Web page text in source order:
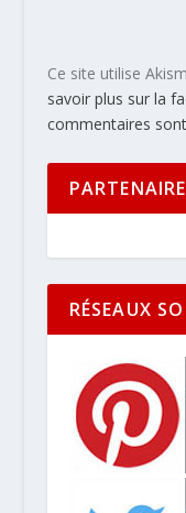
Ce site utilise
savoir plus sur la
commentaires
RÉSEAUX